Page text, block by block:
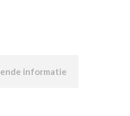
informatie